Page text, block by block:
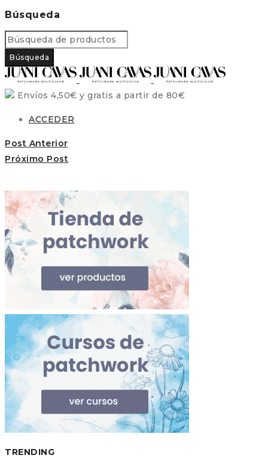
Búsqueda
Envíos 4,50€ y gratis a partir de 80€
ACCEDER
Post Anterior
Próximo Post
TRENDING